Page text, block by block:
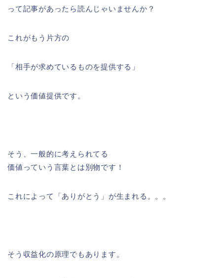
って記事があったら読んじゃいませんか？
これがもう片方の
「相手が求めているものを提供する」
という価値提供です。
そう、一般的に考えられてる
価値っていう言葉とは別物です！
これによって「ありがとう」が生まれる。。。
そう収益化の原理でもあります。